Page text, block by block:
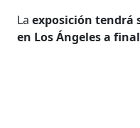
Laexposición tendrá
en Los Ángeles a